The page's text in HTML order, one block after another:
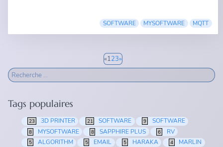
SOFTWARE MYSOFTWARE MQTT
«123»
Tags populaires
23 3D PRINTER 21 SOFTWARE 9 SOFTWARE
8 MYSOFTWARE 8 SAPPHIRE PLUS 6 RV
5 ALGORITHM 5 EMAIL 5 HARAKA 4 MARLIN